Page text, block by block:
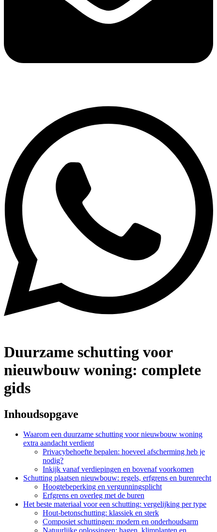
Duurzame schutting voor
nieuwbouw woning: complete
gids
Inhoudsopgave
Waarom een duurzame schutting voor nieuwbouw woning
extra aandacht verdient
Privacybehoefte bepalen: hoeveel afscherming heb je
nodig?
Inkijk vanaf verdiepingen en bovenaf voorkomen
Schutting plaatsen nieuwbouw: regels, erfgrens en burenrecht
Hoogtebeperking en vergunningsplicht
Erfgrens en overleg met de buren
Het beste materiaal voor een schutting: vergelijking per type
Hout-betonschutting: klassiek en sterk
Composiet schuttingen: modern en onderhoudsarm